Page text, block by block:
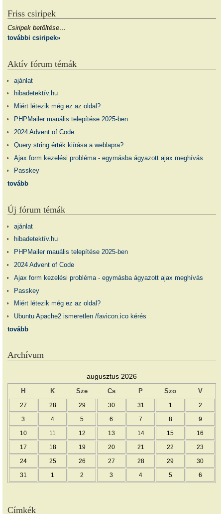
Friss csiripek
Csiripek betöltése…
további csiripek»
Aktív fórum témák
ajánlat
hibadetektív.hu
Miért létezik még ez az oldal?
PHPMailer mauális telepítése 2025-ben
2024 Advent of Code
Query string érték kiírása a weblapra?
Ajax form kezelési probléma - egymásba ágyazott ajax meghívás
Passkey
tovább
Új fórum témák
ajánlat
hibadetektív.hu
PHPMailer mauális telepítése 2025-ben
2024 Advent of Code
Ajax form kezelési probléma - egymásba ágyazott ajax meghívás
Passkey
Miért létezik még ez az oldal?
Ubuntu Apache2 ismeretlen /favicon.ico kérés
tovább
Archívum
augusztus 2026
H K Sze Cs P Szo V
27 28 29 30 31 1 2
3 4 5 6 7 8 9
10 11 12 13 14 15 16
17 18 19 20 21 22 23
24 25 26 27 28 29 30
31 1 2 3 4 5 6
Címkék